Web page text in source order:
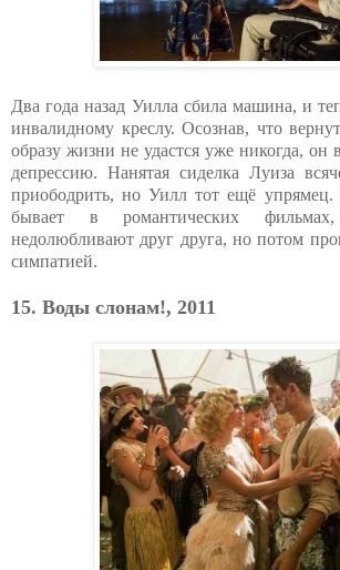
Два года назад Уилла сбила машина, и
инвалидному креслу. Осознав, что
образу жизни не удастся уже никогда, он
депрессию. Нанятая сиделка Луиза
приободрить, но Уилл тот ещё
бывает в романтических
недолюбливают друг друга, но потом
симпатией.
15. Воды слонам!, 2011